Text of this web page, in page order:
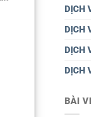
DỊCH
DỊCH
DỊCH
DỊCH
BÀI